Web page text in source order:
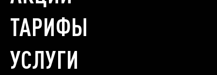
ТАРИФЫ
УСЛУГИ